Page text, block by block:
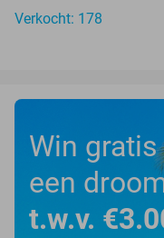
Verkocht: 178
Win gratis
een
t.w.v.